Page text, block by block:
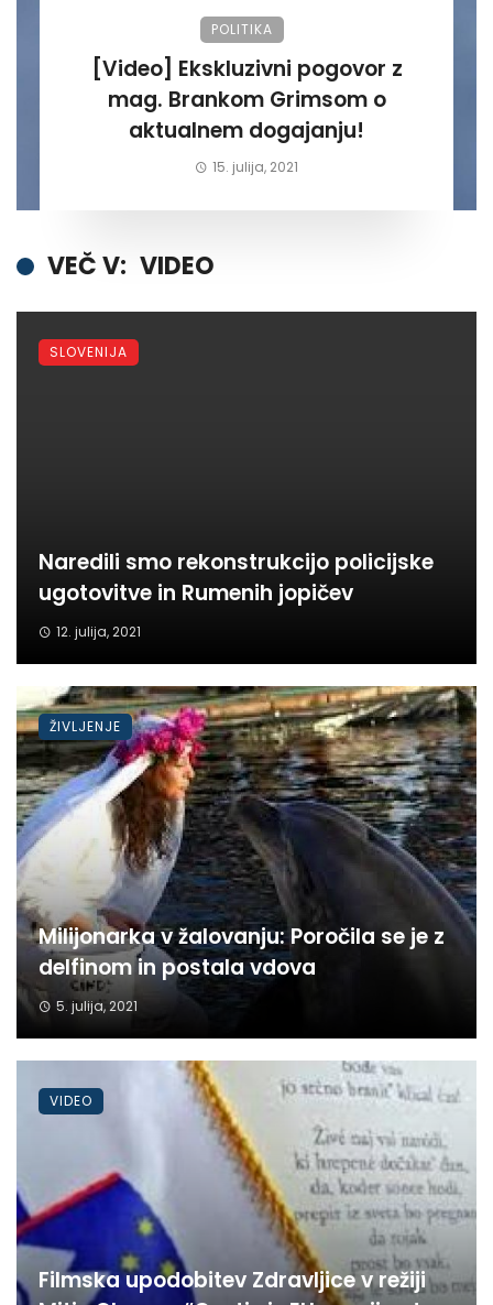
POLITIKA
[Video] Ekskluzivni pogovor z
mag. Brankom Grimsom o
aktualnem dogajanju!
15. julija, 2021
VEČ V: VIDEO
Naredili smo rekonstrukcijo policijske
ugotovitve in Rumenih jopičev
12. julija, 2021
SLOVENIJA
Milijonarka v žalovanju: Poročila se je z
delfinom in postala vdova
5. julija, 2021
ŽIVLJENJE
Filmska upodobitev Zdravljice v režiji
VIDEO